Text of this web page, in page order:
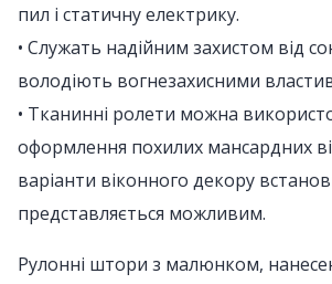
пил і статичну електрику.
• Служать надійним захистом від
володіють вогнезахисними
• Тканинні ролети можна
оформлення похилих мансардних
варіанти віконного декору
представляється можливим.
Рулонні штори з малюнком,